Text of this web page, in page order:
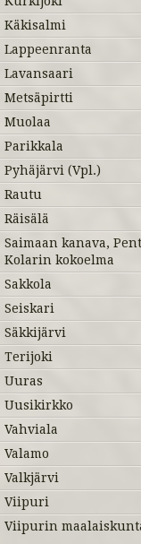
Käkisalmi
Lappeenranta
Lavansaari
Metsäpirtti
Muolaa
Parikkala
Pyhäjärvi (Vpl.)
Rautu
Räisälä
Saimaan kanava,
Kolarin kokoelma
Sakkola
Seiskari
Säkkijärvi
Terijoki
Uuras
Uusikirkko
Vahviala
Valamo
Valkjärvi
Viipuri
Viipurin